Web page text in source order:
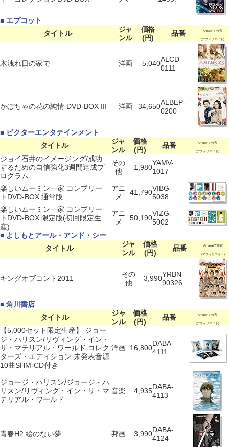
■ エプコット
タイトル
ジャ
ンル
価格
(円)
品番 Amazonで検索
(アフィリエイト)
木洩れ日の家で 洋画 5,040ALCD-
0111
かぼちゃの花の純情 DVD-BOX III 洋画 34,650ALBEP-
0200
■ ビクターエンタテインメント
タイトル
ジャ
ンル
価格
(円)
品番 Amazonで検索
(アフィリエイト)
ジョイ石井のイメージング/成功
するための自信強化3週間達成プ
ログラム
その
他
1,980
YAMV-
1017
楽しいムーミン一家 コンプリー
トDVD-BOX 通常版
アニ
メ
41,790VIBG-
5038
楽しいムーミン一家 コンプリー
トDVD-BOX 限定版(初回限定生
産)
アニ
メ
50,190
VIZG-
5002
■ よしもとアール・アンド・シー
タイトル
ジャ
ンル
価格
(円)
品番 Amazonで検索
(アフィリエイト)
キングオブコント2011
その
他
3,990YRBN-
90326
■ 角川書店
タイトル
ジャ
ンル
価格
(円)
品番 Amazonで検索
(アフィリエイト)
【5,000セット限定生産】 ジョー
ジ・ハリスン/リヴィング・イン・
ザ・マテリアル・ワールド コレク
ターズ・エディション 未発表音源
10曲SHM-CD付き
洋画 16,800
DABA-
4111
ジョージ・ハリスン/ジョージ・ハ
リスン/リヴィング・イン・ザ・マ
テリアル・ワールド
音楽 4,935DABA-
4113
青春H2 絵のない夢 邦画 3,990DABA-
4124